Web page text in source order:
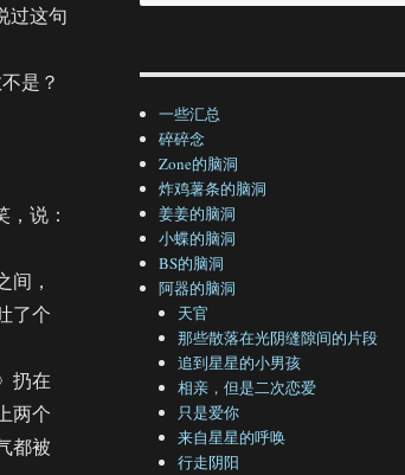
过这句
是？
说：
，
了个
扔在
两个
都被
一些汇总
碎碎念
Zone的脑洞
炸鸡薯条的脑洞
姜姜的脑洞
小蝶的脑洞
BS的脑洞
阿器的脑洞
天官
那些散落在光阴缝隙间的片段
追到星星的小男孩
相亲，但是二次恋爱
只是爱你
来自星星的呼唤
行走阴阳